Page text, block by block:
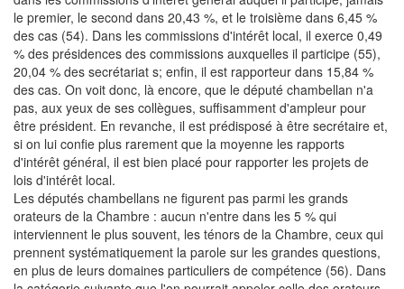
le premier, le second dans 20,43 %, et le troisième dans 6,45 %
des cas (54). Dans les commissions d'intérêt local, il exerce 0,49
% des présidences des commissions auxquelles il participe (55),
20,04 % des secrétariat s; enfin, il est rapporteur dans 15,84 %
des cas. On voit donc, là encore, que le député chambellan n'a
pas, aux yeux de ses collègues, suffisamment d'ampleur pour
être président. En revanche, il est prédisposé à être secrétaire et,
si on lui confie plus rarement que la moyenne les rapports
d'intérêt général, il est bien placé pour rapporter les projets de
lois d'intérêt local.
Les députés chambellans ne figurent pas parmi les grands
orateurs de la Chambre : aucun n'entre dans les 5 % qui
interviennent le plus souvent, les ténors de la Chambre, ceux qui
prennent systématiquement la parole sur les grandes questions,
en plus de leurs domaines particuliers de compétence (56). Dans